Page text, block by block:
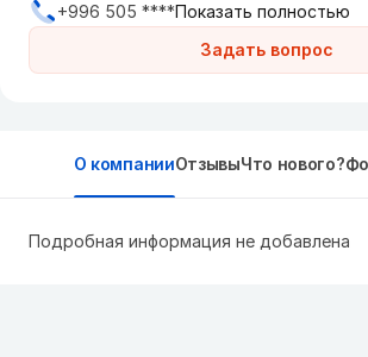
Задать вопрос
+996 505 ****Показать полностью
О компанииОтзывыЧто нового?
Подробная информация не добавлена